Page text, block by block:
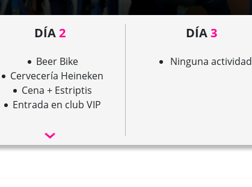
DÍA2
Beer Bike
Cervecería Heineken
Cena + Estriptis
Entrada en club VIP
DÍA3
Ninguna actividad